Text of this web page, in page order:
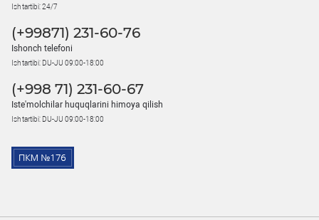
Ish tartibi: 24/7
(+99871) 231-60-76
Ishonch telefoni
Ish tartibi: DU-JU 09:00-18:00
(+998 71) 231-60-67
Iste'molchilar huquqlarini himoya qilish
Ish tartibi: DU-JU 09:00-18:00